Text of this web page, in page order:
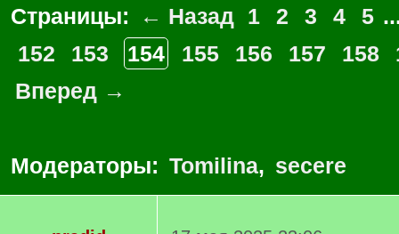
Страницы: ← Назад 1 2 3 4 5
152
153 154 155 156 157 158
Вперед →
Модераторы: Tomilina, secere